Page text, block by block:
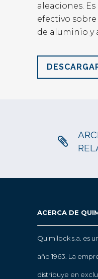
aleaciones.
efectivo
de aluminio y
ACERCA DE
Quimilock s.a. es
año 1963. La
distribuye en